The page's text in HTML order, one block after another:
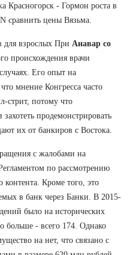
Красногорск - Гормон роста в
сравнить цены Вязьма.
для взрослых При Анавар со
происхождения врачи
Его опыт на
мнение Конгресса часто
стрит, потому что
продемонстрировать
их от банкиров с Востока.
с жалобами на
по рассмотрению
Кроме того, это
в банк через Банки. В 2015-
было на исторических
- всего 174. Однако
на нет, что связано с